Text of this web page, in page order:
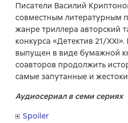
Писатели Василий
совместным литературным
жанре триллера авторский
конкурса «Детектив 21/
выпущен в виде бумажной
соавторов продолжить
самые запутанные и
Аудиосериал в семи сериях
Spoiler